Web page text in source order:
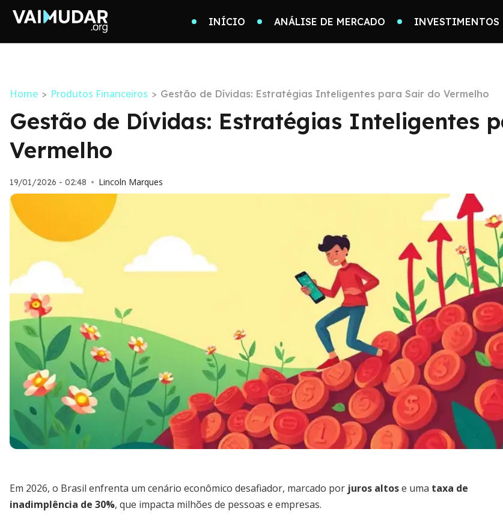
INÍCIO ANÁLISE DE MERCADO INVESTIMENTOS
Home > Produtos Financeiros > Gestão de Dívidas: Estratégias Inteligentes para Sair do Vermelho
Gestão de Dívidas: Estratégias Inteligentes
Vermelho
19/01/2026 - 02:48 • Lincoln Marques
Em 2026, o Brasil enfrenta um cenário econômico desafiador, marcado por juros altose uma taxa de
inadimplência de 30%, que impacta milhões de pessoas e empresas.